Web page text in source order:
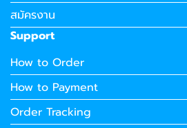
สมัครงาน
Support
How to Order
How to Payment
Order Tracking